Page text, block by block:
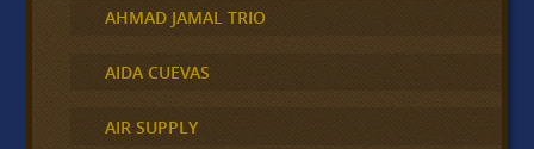
AHMAD JAMAL TRIO
AIDA CUEVAS
AIR SUPPLY